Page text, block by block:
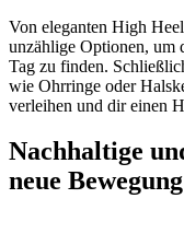
Von eleganten High
unzählige Optionen, um
Tag zu finden.
wie Ohrringe oder
verleihen und dir einen
Nachhaltige
neue Bewegung